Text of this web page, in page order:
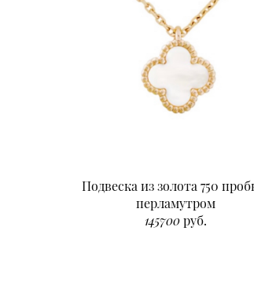
Подвеска из золота 750
перламутром
145700руб.